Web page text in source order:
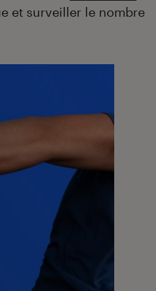
et surveiller le nombre